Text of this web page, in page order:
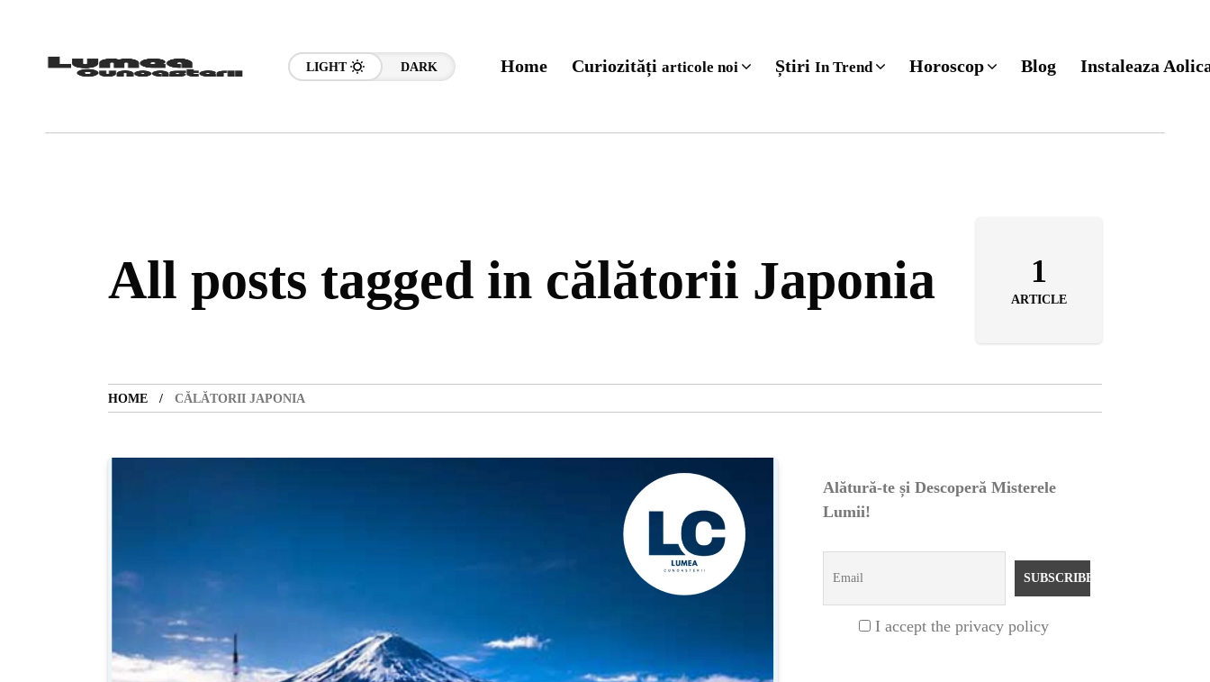
LIGHT DARK Home Curiozități articole noi Știri In Trend Horoscop Blog Instaleaza
All posts tagged in călătorii Japonia 1
ARTICLE
HOME CĂLĂTORII JAPONIA
Alătură-te și Descoperă Misterele
Lumii!
I accept the privacy policy